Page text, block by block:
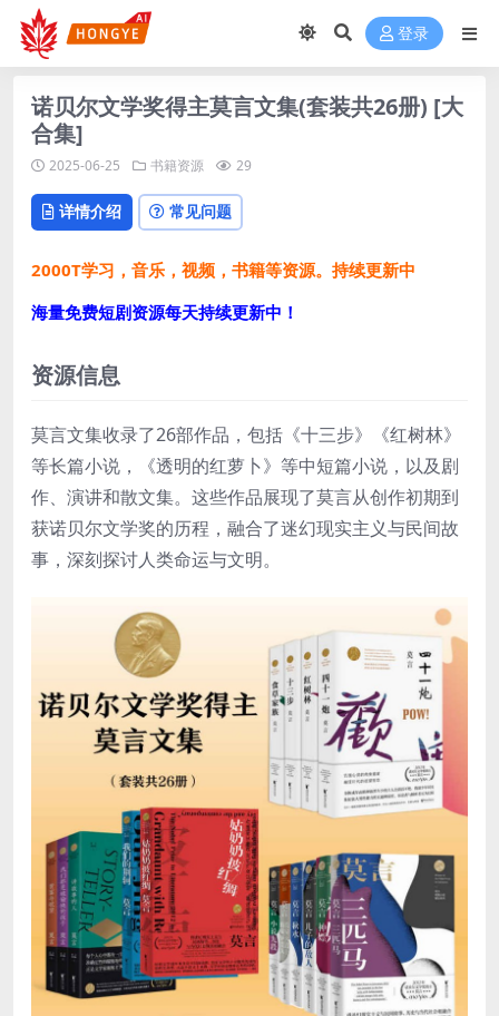
登录
诺贝尔文学奖得主莫言文集(套装共26册) [大
合集]
2025-06-25 书籍资源 29
详情介绍 常见问题
2000T学习，音乐，视频，书籍等资源。持续更新中
海量免费短剧资源每天持续更新中！
资源信息
莫言文集收录了26部作品，包括《十三步》《红树林》
等长篇小说，《透明的红萝卜》等中短篇小说，以及剧
作、演讲和散文集。这些作品展现了莫言从创作初期到
获诺贝尔文学奖的历程，融合了迷幻现实主义与民间故
事，深刻探讨人类命运与文明。